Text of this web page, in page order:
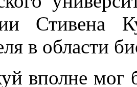
Стивена
в области
вполне мог